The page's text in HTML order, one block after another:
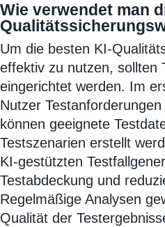
Wie verwendet man
Um die besten KI-
effektiv zu nutzen, sollten
eingerichtet werden. Im
Nutzer
können geeignete
Testszenarien erstellt
KI-gestützten
Testabdeckung und
Regelmäßige Analysen
Qualität der